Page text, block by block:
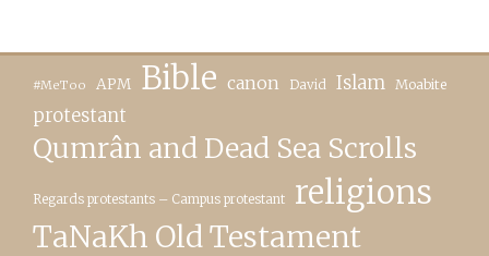
#MeToo APM Bible canon David Islam Moabite
protestant
Qumrân and Dead Sea Scrolls
Regards protestants – Campus protestant religions
TaNaKh Old Testament